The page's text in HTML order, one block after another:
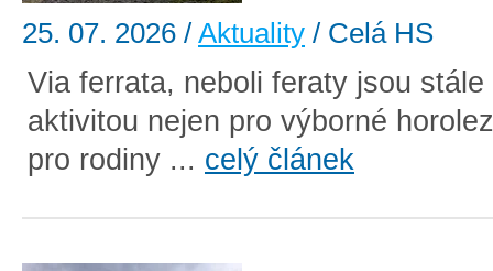
25. 07. 2026 / Aktuality / Celá HS
Via ferrata, neboli feraty jsou
aktivitou nejen pro výborné
pro rodiny ... celý článek